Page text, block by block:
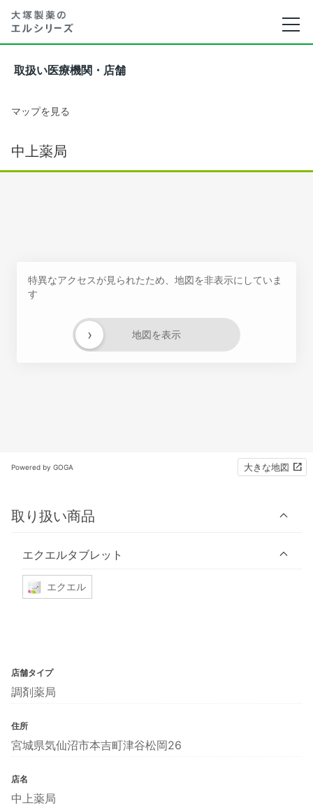
取扱い医療機関・店舗
マップを見る
中上薬局
特異なアクセスが見られたため、地図を非表示にしていま
す
地図を表示
›
Powered by GOGA 大きな地図
取り扱い商品
エクエルタブレット
エクエル
店舗タイプ
調剤薬局
住所
宮城県気仙沼市本吉町津谷松岡26
店名
中上薬局